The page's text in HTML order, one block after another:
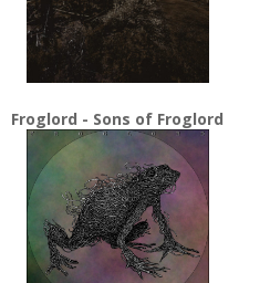
Froglord - Sons of Froglord